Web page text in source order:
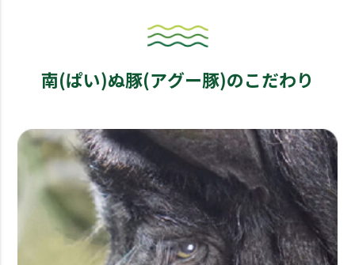
南(ぱい)ぬ豚(アグー豚)のこだわり